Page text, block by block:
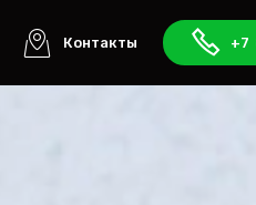
Контакты +7